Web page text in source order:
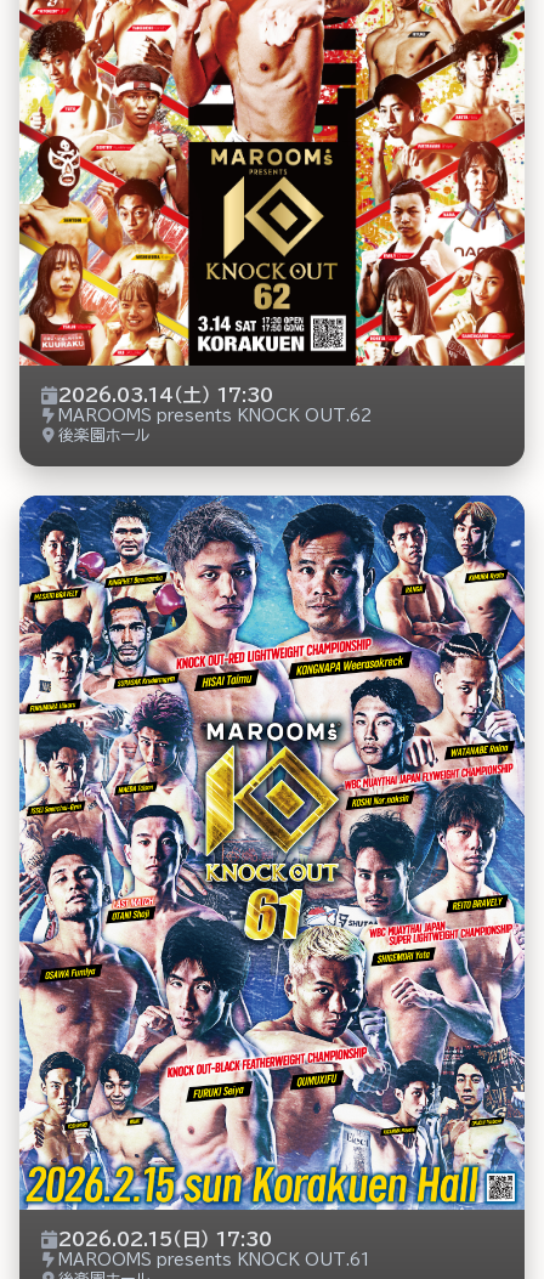
2026.03.14（土） 17:30
MAROOMS presents KNOCK OUT.62
後楽園ホール
2026.02.15（日） 17:30
MAROOMS presents KNOCK OUT.61